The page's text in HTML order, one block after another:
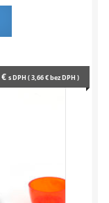
€ s DPH (3,66€bez DPH )